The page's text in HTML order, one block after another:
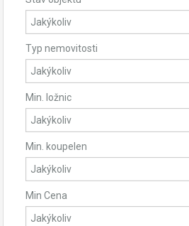
Typ nemovitosti
Min. ložnic
Min. koupelen
Min Cena